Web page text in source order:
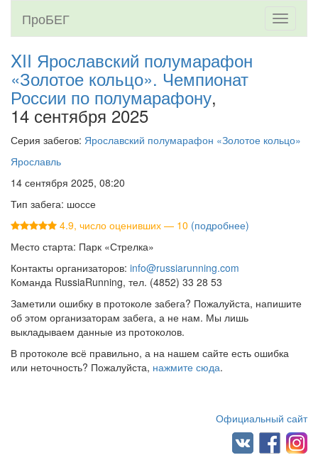
Toggle
ПроБЕГ
XII Ярославский полумарафон
«Золотое кольцо». Чемпионат
России по полумарафону,
14 сентября 2025
Серия забегов: Ярославский полумарафон «Золотое кольцо»
Ярославль
14 сентября 2025, 08:20
Тип забега: шоссе
4.9, число оценивших — 10 (подробнее)
Место старта: Парк «Стрелка»
Контакты организаторов: info@russiarunning.com
Команда RussiaRunning, тел. (4852) 33 28 53
Заметили ошибку в протоколе забега? Пожалуйста, напишите
об этом организаторам забега, а не нам. Мы лишь
выкладываем данные из протоколов.
В протоколе всё правильно, а на нашем сайте есть ошибка
или неточность? Пожалуйста, нажмите сюда.
Официальный сайт